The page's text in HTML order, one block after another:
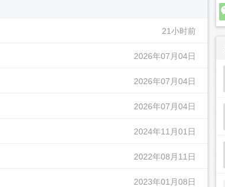
21小时前
2026年07月04日
2026年07月04日
2026年07月04日
2024年11月01日
2022年08月11日
2023年01月08日